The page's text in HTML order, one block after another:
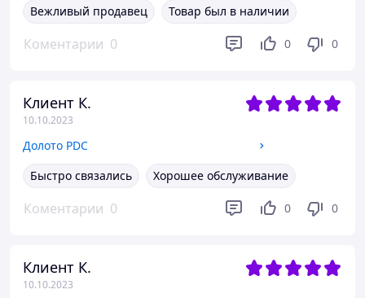
Вежливый продавец
Товар был в наличии
Коментарии 0 0 0
Клиент К.
10.10.2023
Долото PDC
Быстро связались
Хорошее обслуживание
Коментарии 0 0 0
Клиент К.
10.10.2023